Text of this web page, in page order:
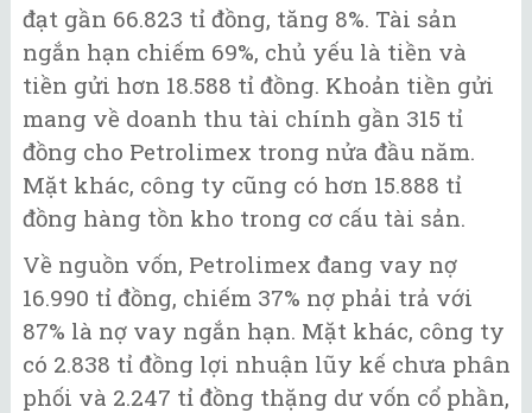
đạt gần 66.823 tỉ đồng, tăng 8%. Tài sản
ngắn hạn chiếm 69%, chủ yếu là tiền và
tiền gửi hơn 18.588 tỉ đồng. Khoản tiền gửi
mang về doanh thu tài chính gần 315 tỉ
đồng cho Petrolimex trong nửa đầu năm.
Mặt khác, công ty cũng có hơn 15.888 tỉ
đồng hàng tồn kho trong cơ cấu tài sản.
Về nguồn vốn, Petrolimex đang vay nợ
16.990 tỉ đồng, chiếm 37% nợ phải trả với
87% là nợ vay ngắn hạn. Mặt khác, công ty
có 2.838 tỉ đồng lợi nhuận lũy kế chưa phân
phối và 2.247 tỉ đồng thặng dư vốn cổ phần,